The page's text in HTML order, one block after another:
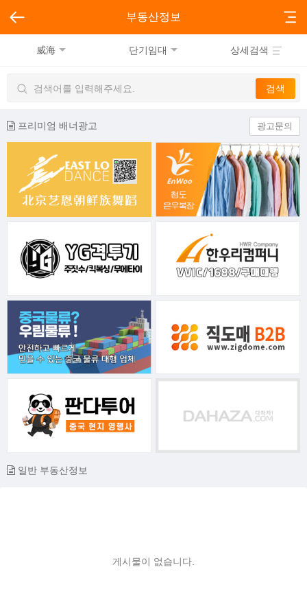
부동산정보
威海 단기임대 상세검색
프리미엄 배너광고 광고문의
일반 부동산정보
게시물이 없습니다.